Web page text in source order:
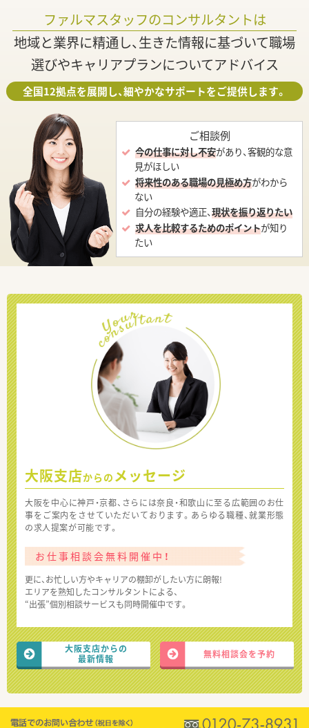
ファルマスタッフのコンサルタントは
地域と業界に精通し、生きた情報に基づいて職場
選びやキャリアプランについてアドバイス
全国12拠点を展開し、細やかなサポートをご提供します。
ご相談例
今の仕事に対し不安があり、客観的な意
見がほしい
将来性のある職場の見極め方がわから
ない
自分の経験や適正、現状を振り返りたい
求人を比較するためのポイントが知り
たい
大阪支店からの メッセージ
大阪を中心に神戸・京都、さらには奈良・和歌山に至る広範囲のお仕
事をご案内をさせていただいております。あらゆる職種、就業形態
の求人提案が可能です。
お仕事相談会無料開催中！
更に、お忙しい方やキャリアの棚卸がしたい方に朗報!
エリアを熟知したコンサルタントによる、
“出張”個別相談サービスも同時開催中です。
大阪支店からの
最新情報
無料相談会を予約